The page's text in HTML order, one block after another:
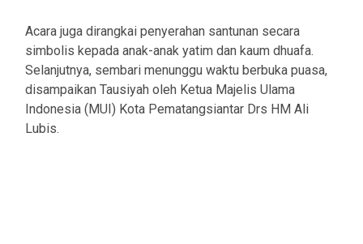
Acara juga dirangkai penyerahan santunan secara
simbolis kepada anak-anak yatim dan kaum dhuafa.
Selanjutnya, sembari menunggu waktu berbuka puasa,
disampaikan Tausiyah oleh Ketua Majelis Ulama
Indonesia (MUI) Kota Pematangsiantar Drs HM Ali
Lubis.